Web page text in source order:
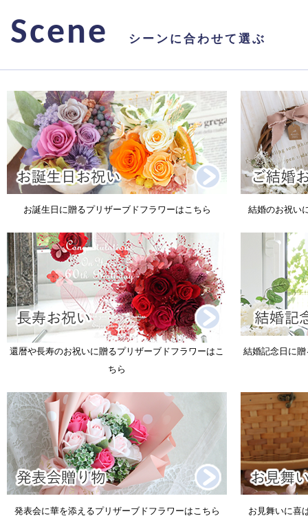
Scene シーンに合わせて選ぶ
お誕生日に贈るプリザーブドフラワーはこちら 結婚のお祝い
還暦や長寿のお祝いに贈るプリザーブドフラワーはこ
ちら
結婚記念日に
発表会に華を添えるプリザーブドフラワーはこちら お見舞いに喜